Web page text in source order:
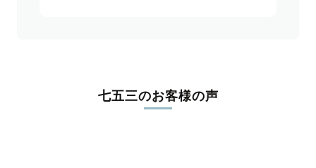
七五三のお客様の声